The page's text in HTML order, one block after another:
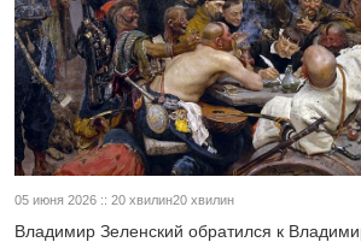
05 июня 2026 :: 20 хвилин20 хвилин
Владимир Зеленский обратился к